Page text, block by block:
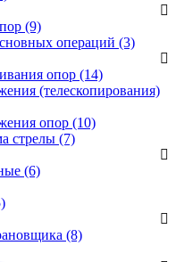
(9)
операций (3)
опор (14)
(телескопирования)
опор (10)
стрелы (7)
(6)
(8)